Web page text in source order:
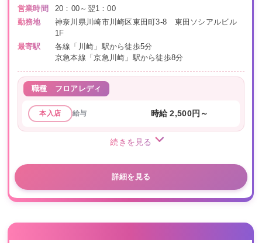
営業時間
20：00～翌1：00
勤務地
神奈川県川崎市川崎区東田町3-8 東田ソシアルビル
1F
最寄駅
各線「川崎」駅から徒歩5分
京急本線「京急川崎」駅から徒歩8分
職種 フロアレディ
本入店 給与 時給 2,500円～
続きを見る
詳細を見る